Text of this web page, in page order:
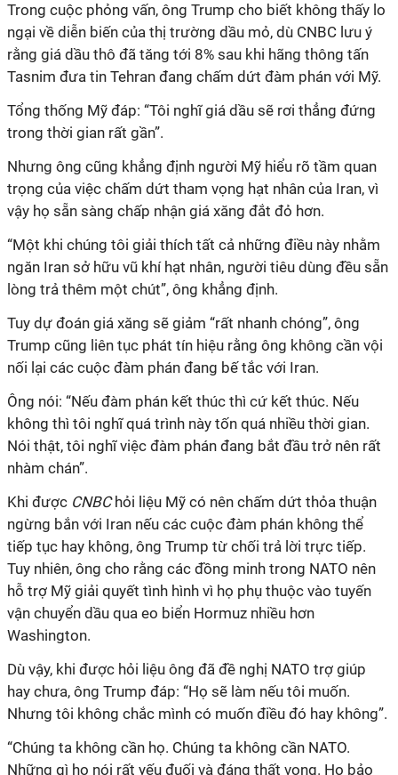
Trong cuộc phỏng vấn, ông Trump cho biết không thấy lo
ngại về diễn biến của thị trường dầu mỏ, dù CNBC lưu ý
rằng giá dầu thô đã tăng tới 8% sau khi hãng thông tấn
Tasnim đưa tin Tehran đang chấm dứt đàm phán với Mỹ.
Tổng thống Mỹ đáp: “Tôi nghĩ giá dầu sẽ rơi thẳng đứng
trong thời gian rất gần”.
Nhưng ông cũng khẳng định người Mỹ hiểu rõ tầm quan
trọng của việc chấm dứt tham vọng hạt nhân của Iran, vì
vậy họ sẵn sàng chấp nhận giá xăng đắt đỏ hơn.
“Một khi chúng tôi giải thích tất cả những điều này nhằm
ngăn Iran sở hữu vũ khí hạt nhân, người tiêu dùng đều sẵn
lòng trả thêm một chút”, ông khẳng định.
Tuy dự đoán giá xăng sẽ giảm “rất nhanh chóng”, ông
Trump cũng liên tục phát tín hiệu rằng ông không cần vội
nối lại các cuộc đàm phán đang bế tắc với Iran.
Ông nói: “Nếu đàm phán kết thúc thì cứ kết thúc. Nếu
không thì tôi nghĩ quá trình này tốn quá nhiều thời gian.
Nói thật, tôi nghĩ việc đàm phán đang bắt đầu trở nên rất
nhàm chán”.
Khi được CNBC hỏi liệu Mỹ có nên chấm dứt thỏa thuận
ngừng bắn với Iran nếu các cuộc đàm phán không thể
tiếp tục hay không, ông Trump từ chối trả lời trực tiếp.
Tuy nhiên, ông cho rằng các đồng minh trong NATO nên
hỗ trợ Mỹ giải quyết tình hình vì họ phụ thuộc vào tuyến
vận chuyển dầu qua eo biển Hormuz nhiều hơn
Washington.
Dù vậy, khi được hỏi liệu ông đã đề nghị NATO trợ giúp
hay chưa, ông Trump đáp: “Họ sẽ làm nếu tôi muốn.
Nhưng tôi không chắc mình có muốn điều đó hay không”.
“Chúng ta không cần họ. Chúng ta không cần NATO.
Những gì họ nói rất yếu đuối và đáng thất vọng. Họ bảo